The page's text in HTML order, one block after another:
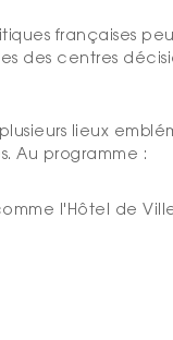
françaises
des centres
lieux
Au programme :
l'Hôtel de